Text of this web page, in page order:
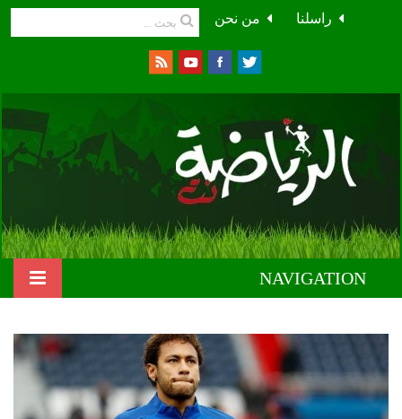
من نحن راسلنا
NAVIGATION